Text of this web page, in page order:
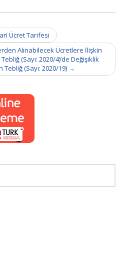
Ücret Tarifesi
Alınabilecek Ücretlere İlişkin
(Sayı: 2020/4)’de Değişiklik
Tebliğ (Sayı: 2020/19) →